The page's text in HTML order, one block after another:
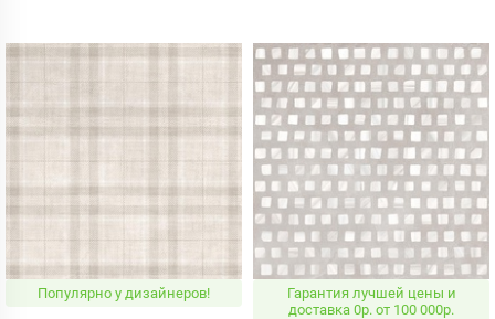
Популярно у дизайнеров!
Гарантия лучшей цены и
доставка 0р. от 100 000р.